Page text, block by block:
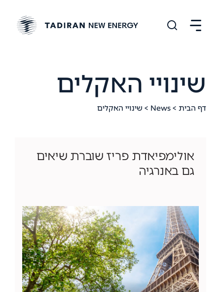
שינויי האקלים
דף הבית >
News > שינויי האקלים
אולימפיאדת פריז שוברת שיאים
גם באנרגיה